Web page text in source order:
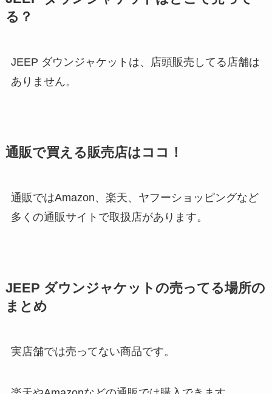
る？
JEEP ダウンジャケットは、店頭販売してる店舗は
ありません。
通販で買える販売店はココ！
通販ではAmazon、楽天、ヤフーショッピングなど
多くの通販サイトで取扱店があります。
JEEP ダウンジャケットの売ってる場所の
まとめ
実店舗では売ってない商品です。